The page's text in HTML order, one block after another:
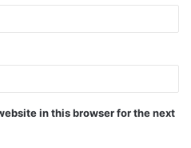
in this browser for the next